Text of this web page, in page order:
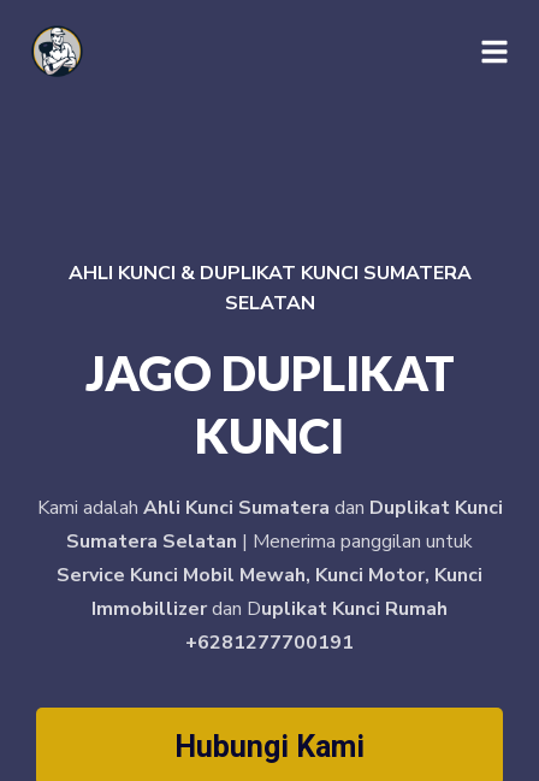
AHLI KUNCI & DUPLIKAT KUNCI SUMATERA
SELATAN
JAGO DUPLIKAT
KUNCI
Kami adalah Ahli Kunci Sumatera dan Duplikat Kunci
Sumatera Selatan | Menerima panggilan untuk
Service Kunci Mobil Mewah, Kunci Motor, Kunci
Immobillizerdan Duplikat Kunci Rumah
+6281277700191
Hubungi Kami